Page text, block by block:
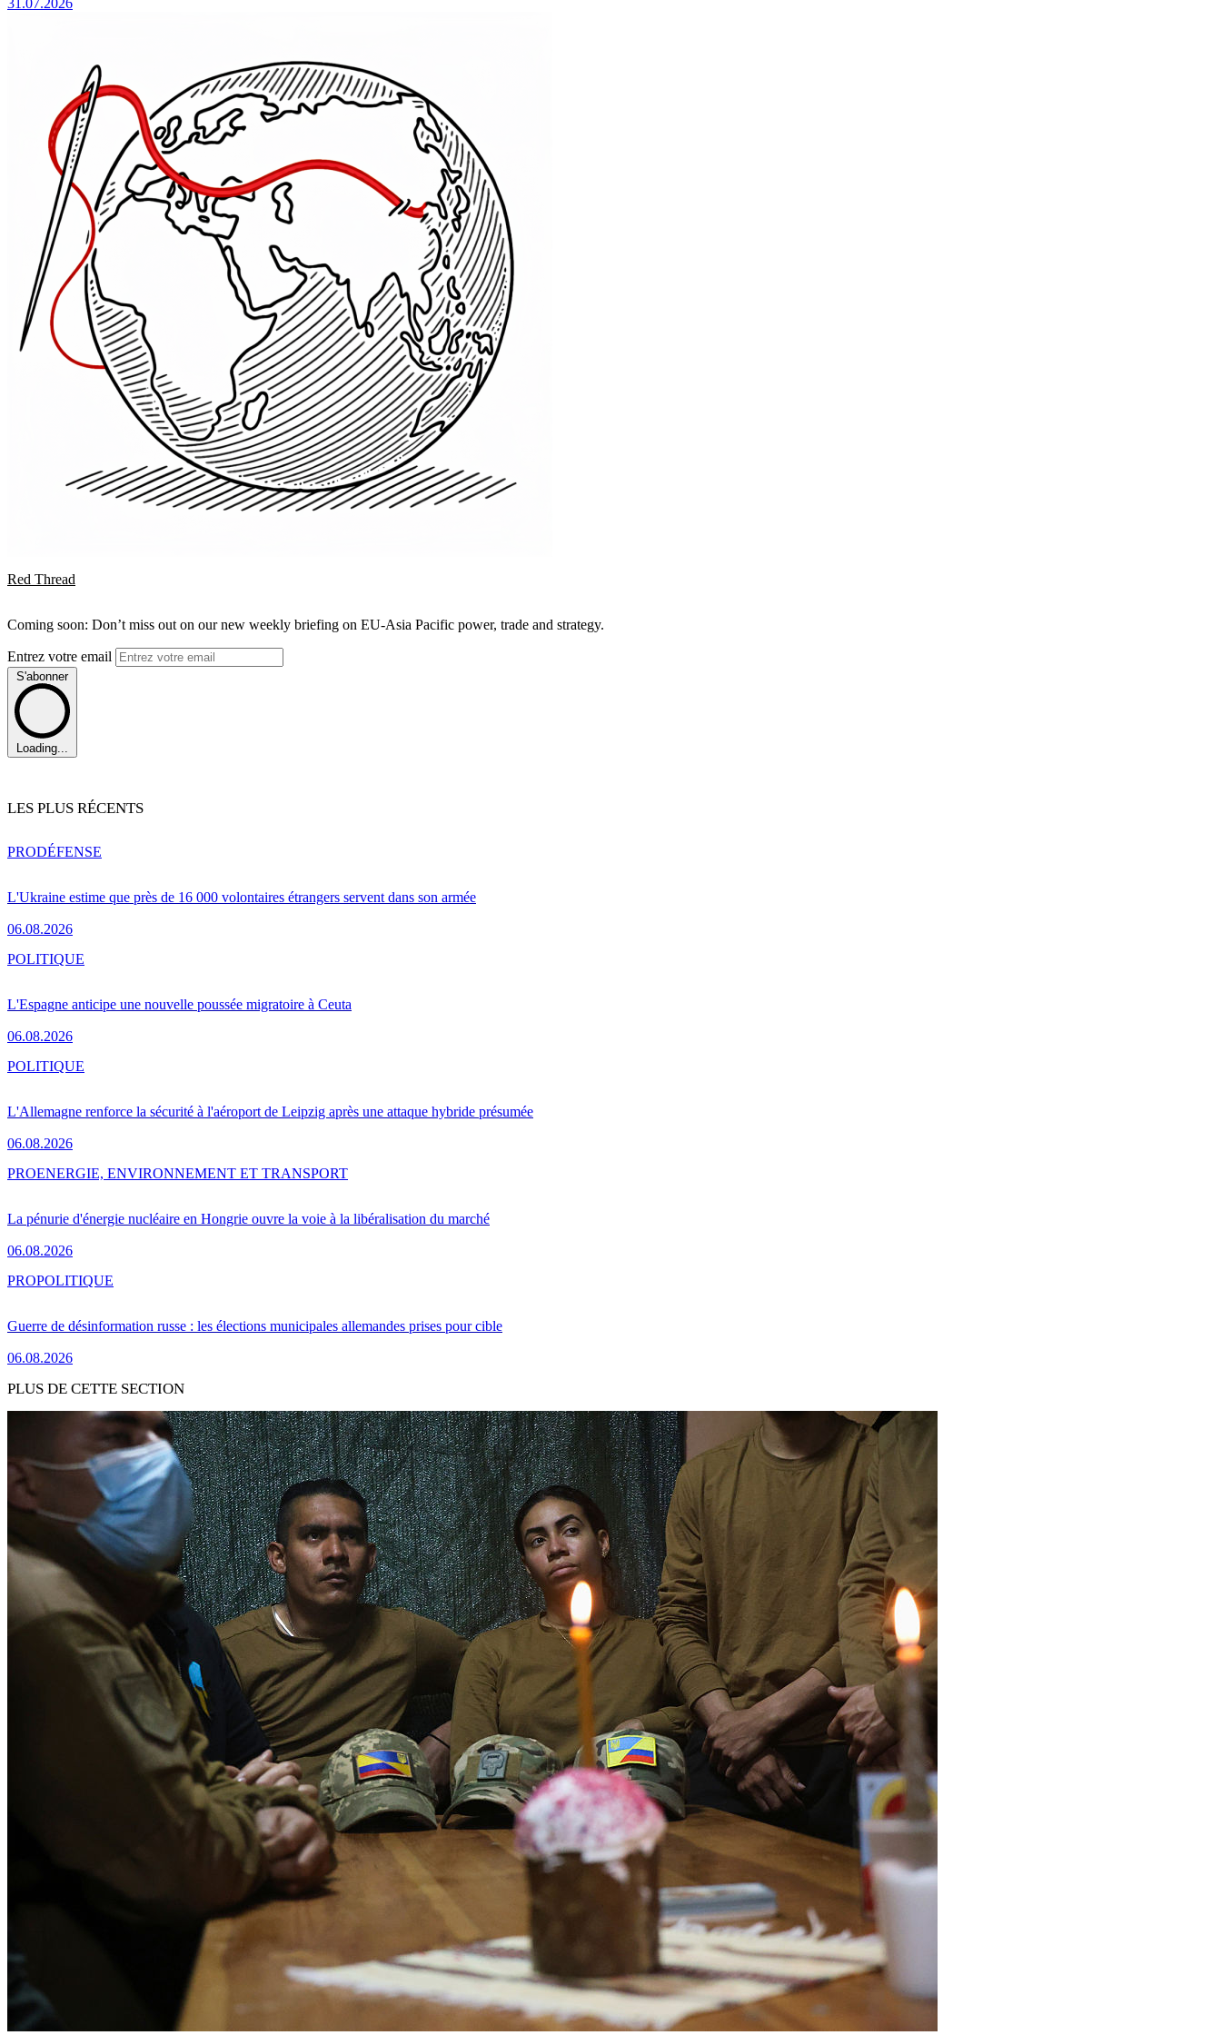
Red Thread
Coming soon: Don’t miss out on our new weekly briefing on EU-Asia Pacific power, trade and strategy.
Entrez votre email
S'abonner
Loading...
LES PLUS RÉCENTS
L'Ukraine estime que près de 16 000 volontaires étrangers servent dans son armée
06.08.2026
PRODÉFENSE
L'Espagne anticipe une nouvelle poussée migratoire à Ceuta
06.08.2026
POLITIQUE
L'Allemagne renforce la sécurité à l'aéroport de Leipzig après une attaque hybride présumée
06.08.2026
POLITIQUE
La pénurie d'énergie nucléaire en Hongrie ouvre la voie à la libéralisation du marché
06.08.2026
PROENERGIE, ENVIRONNEMENT ET TRANSPORT
Guerre de désinformation russe : les élections municipales allemandes prises pour cible
06.08.2026
PROPOLITIQUE
PLUS DE CETTE SECTION